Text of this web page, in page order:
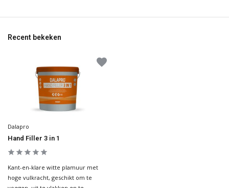
Recent bekeken
Dalapro
Hand Filler 3 in 1
Kant-en-klare witte plamuur met
hoge vulkracht, geschikt om te